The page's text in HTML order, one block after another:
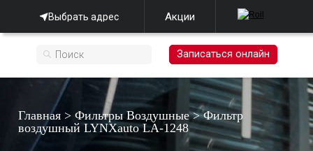
Выбрать адрес Акции
Записаться онлайн
Главная >Фильтры Воздушные>Фильтр
воздушный LYNXauto LA-1248